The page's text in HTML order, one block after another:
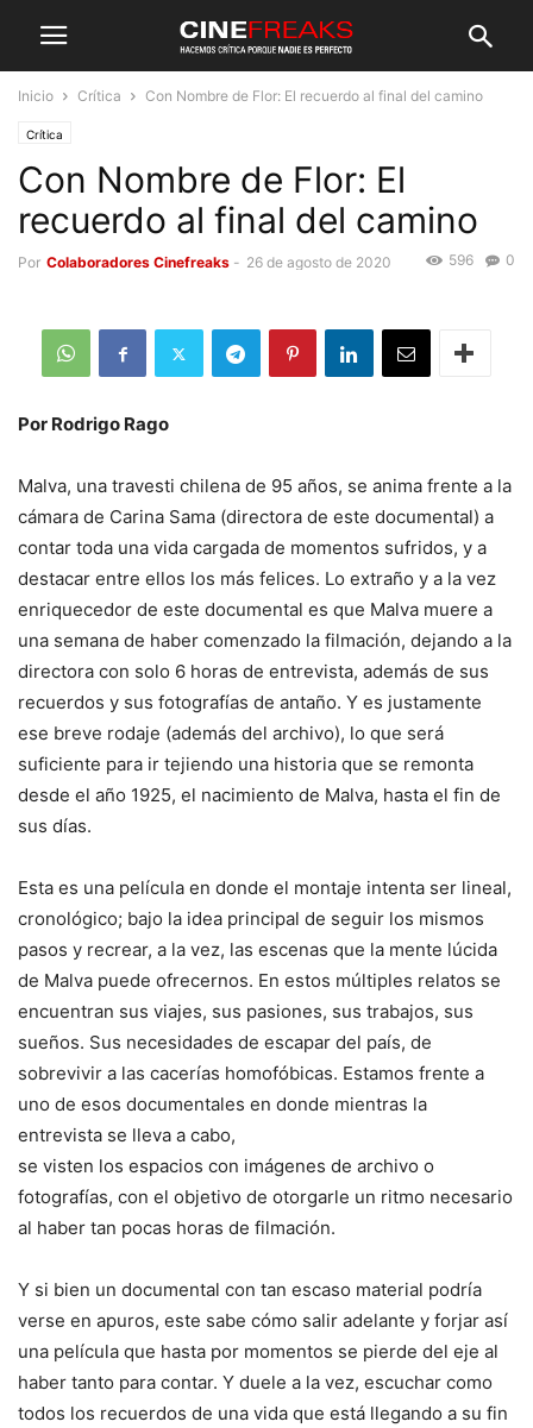
Inicio Crítica Con Nombre de Flor: El recuerdo al final del camino
Crítica
Con Nombre de Flor: El
recuerdo al final del camino
Por Colaboradores Cinefreaks - 26 de agosto de 2020 0
596
Por Rodrigo Rago
Malva, una travesti chilena de 95 años, se anima frente a la
cámara de Carina Sama (directora de este documental) a
contar toda una vida cargada de momentos sufridos, y a
destacar entre ellos los más felices. Lo extraño y a la vez
enriquecedor de este documental es que Malva muere a
una semana de haber comenzado la filmación, dejando a la
directora con solo 6 horas de entrevista, además de sus
recuerdos y sus fotografías de antaño. Y es justamente
ese breve rodaje (además del archivo), lo que será
suficiente para ir tejiendo una historia que se remonta
desde el año 1925, el nacimiento de Malva, hasta el fin de
sus días.
Esta es una película en donde el montaje intenta ser lineal,
cronológico; bajo la idea principal de seguir los mismos
pasos y recrear, a la vez, las escenas que la mente lúcida
de Malva puede ofrecernos. En estos múltiples relatos se
encuentran sus viajes, sus pasiones, sus trabajos, sus
sueños. Sus necesidades de escapar del país, de
sobrevivir a las cacerías homofóbicas. Estamos frente a
uno de esos documentales en donde mientras la
entrevista se lleva a cabo,
se visten los espacios con imágenes de archivo o
fotografías, con el objetivo de otorgarle un ritmo necesario
al haber tan pocas horas de filmación.
Y si bien un documental con tan escaso material podría
verse en apuros, este sabe cómo salir adelante y forjar así
una película que hasta por momentos se pierde del eje al
haber tanto para contar. Y duele a la vez, escuchar como
todos los recuerdos de una vida que está llegando a su fin